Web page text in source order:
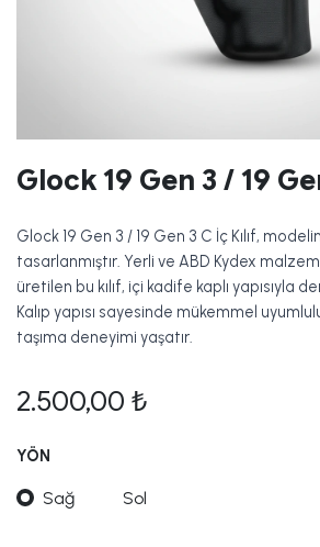
Glock 19 Gen 3 / 19
Glock 19 Gen 3 / 19 Gen 3 C İç Kılıf,
tasarlanmıştır. Yerli ve ABD Kydex
üretilen bu kılıf, içi kadife kaplı yapısıyla
Kalıp yapısı sayesinde mükemmel
taşıma deneyimi yaşatır.
2.500,00 ₺
YÖN
Sağ Sol